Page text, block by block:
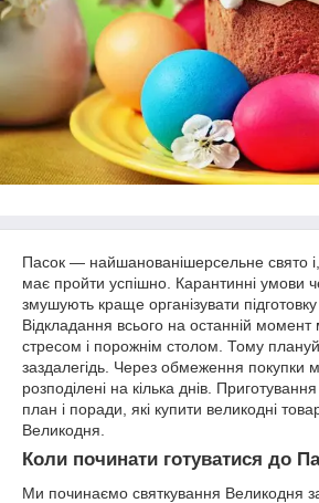
Пасок — найшанованішерсельне свято
має пройти успішно. Карантинні умови
змушують краще організувати підготовку
Відкладання всього на останній момент
стресом і порожнім столом. Тому
заздалегідь. Через обмеження покупки
розподілені на кілька днів.
план і поради, які купити великодні
Великодня.
Коли починати готуватися до
Ми починаємо святкування Великодня